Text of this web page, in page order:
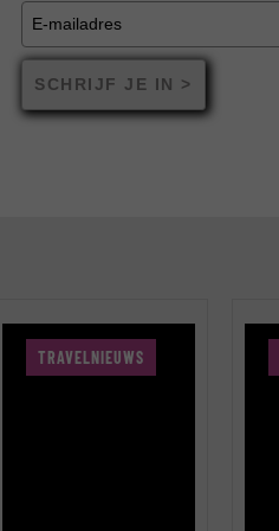
SCHRIJF JE IN >
TRAVELNIEUWS